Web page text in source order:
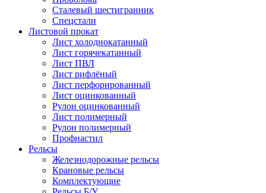
Сталевый шестигранник
Спецстали
Листовой прокат
Лист холоднокатанный
Лист горячекатанный
Лист ПВЛ
Лист рифлёный
Лист перфорированный
Лист оцинкованный
Рулон оцинкованный
Лист полимерный
Рулон полимерный
Профнастил
Рельсы
Железнодорожные рельсы
Крановые рельсы
Комплектующие